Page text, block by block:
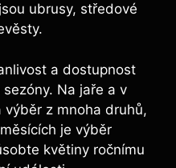
ubrusy, středové
a dostupnost
Na jaře a v
z mnoha druhů,
je výběr
květiny ročnímu